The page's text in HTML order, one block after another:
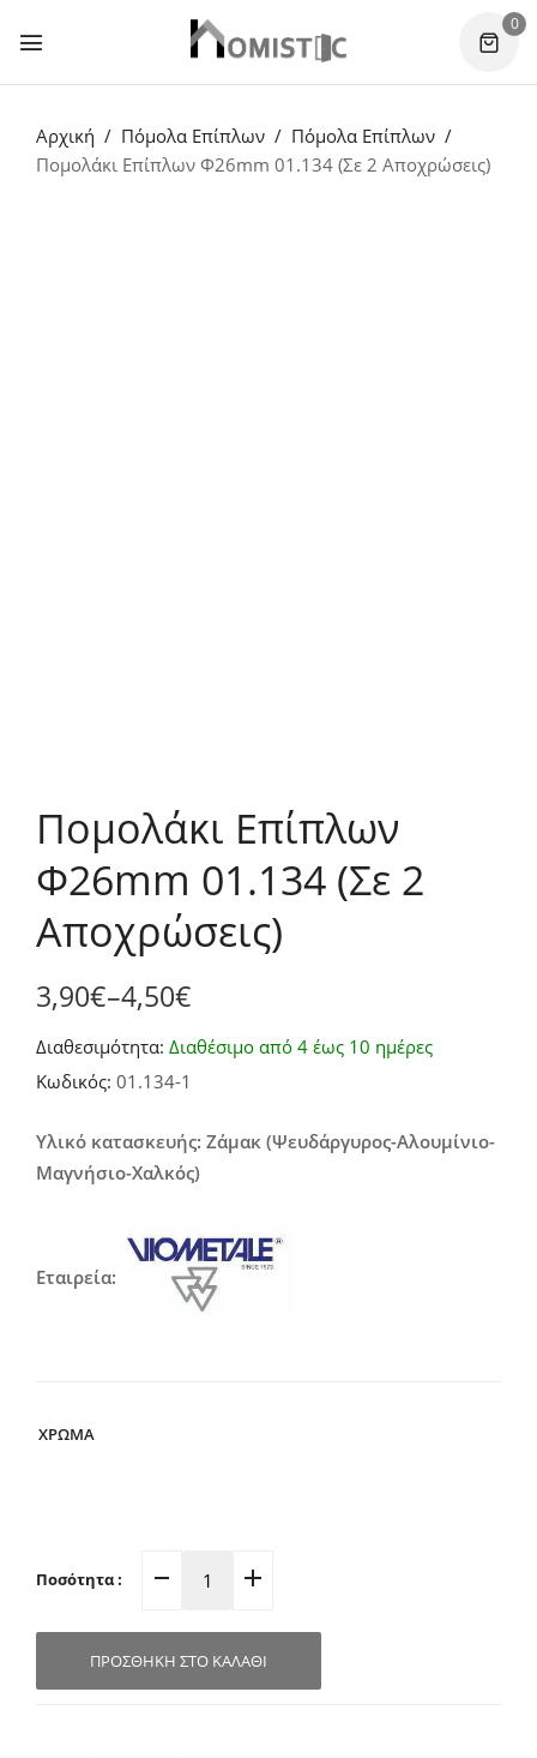
0
Αρχική Πόμολα Επίπλων
Πόμολα Επίπλων
Πομολάκι Επίπλων Φ26mm 01.134 (Σε 2 Αποχρώσεις)
Πομολάκι Επίπλων
Φ26mm 01.134 (Σε 2
Αποχρώσεις)
3,90€–4,50€
Price
range:
3,90€
through
4,50€
Διαθεσιμότητα: Διαθέσιμο από 4 έως 10 ημέρες
Κωδικός: 01.134-1
Υλικό κατασκευής: Ζάμακ (Ψευδάργυρος-Αλουμίνιο-
Μαγνήσιο-Χαλκός)
Εταιρεία:
ΧΡΩΜΑ
Ποσότητα :
Πομολάκι
Φ26mm
ΠΡΟΣΘΉΚΗ ΣΤΟ ΚΑΛΆΘΙ